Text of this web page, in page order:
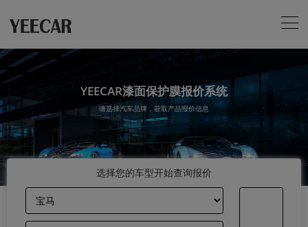
YEECAR漆面保护膜报价系统
请选择汽车品牌，获取产品报价信息
选择您的车型开始查询报价